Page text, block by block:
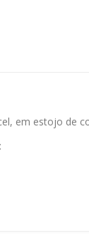
em estojo de